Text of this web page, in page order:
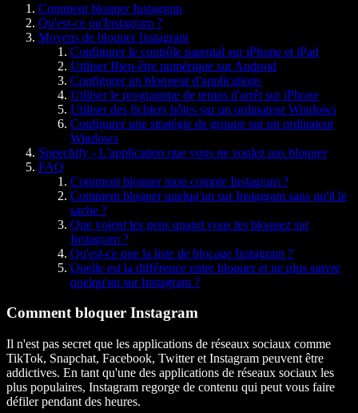
Comment bloquer Instagram
Qu'est-ce qu'Instagram ?
Moyens de bloquer Instagram
Configurer le contrôle parental sur iPhone et iPad
Utiliser Bien-être numérique sur Android
Configurer un bloqueur d'applications
Utiliser le programme de temps d'arrêt sur iPhone
Utiliser des fichiers hôtes sur un ordinateur Windows
Configurer une stratégie de groupe sur un ordinateur
Windows
Speechify - L'application que vous ne voulez pas bloquer
FAQ
Comment bloquer mon compte Instagram ?
Comment bloquer quelqu'un sur Instagram sans qu'il le
sache ?
Que voient les gens quand vous les bloquez sur
Instagram ?
Qu'est-ce que la liste de blocage Instagram ?
Quelle est la différence entre bloquer et ne plus suivre
quelqu'un sur Instagram ?
Comment bloquer Instagram
Il n'est pas secret que les applications de réseaux sociaux comme
TikTok, Snapchat, Facebook, Twitter et Instagram peuvent être
addictives. En tant qu'une des applications de réseaux sociaux les
plus populaires, Instagram regorge de contenu qui peut vous faire
défiler pendant des heures.